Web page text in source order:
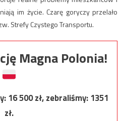
im życie. Czarę goryczy przelało
Strefy Czystego Transportu.
Magna Polonia!
16 500zł, zebraliśmy:1351
zł.